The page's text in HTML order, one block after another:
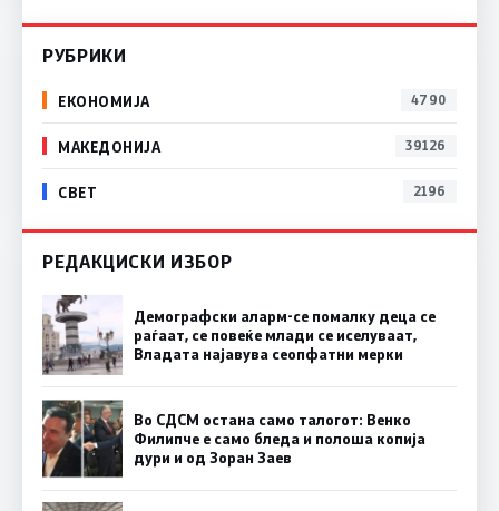
РУБРИКИ
ЕКОНОМИЈА 4790
МАКЕДОНИЈА 39126
СВЕТ 2196
РЕДАКЦИСКИ ИЗБОР
Демографски аларм-се помалку деца се
раѓаат, се повеќе млади се иселуваат,
Владата најавува сеопфатни мерки
Во СДСМ остана само талогот: Венко
Филипче е само бледа и полоша копија
дури и од Зоран Заев